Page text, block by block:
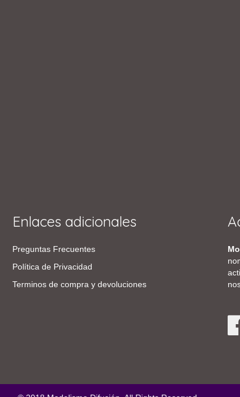
Enlaces adicionales
Preguntas Frecuentes
Política de Privacidad
Terminos de compra y devoluciones